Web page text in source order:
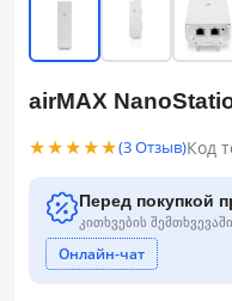
airMAX
★★★★★(3 Отзыв)Код
Перед покупкой
კითხვების
Онлайн-чат